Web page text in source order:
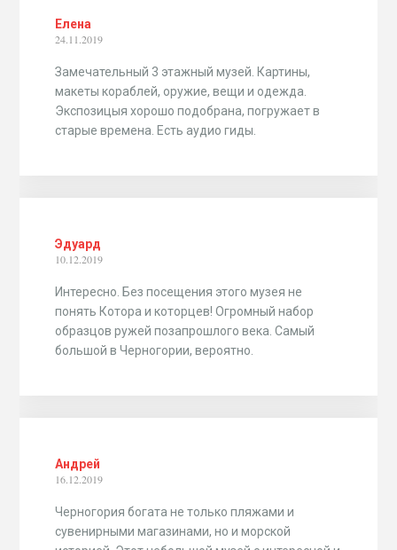
Елена
24.11.2019
Замечательный 3 этажный музей. Картины,
макеты кораблей, оружие, вещи и одежда.
Экспозицыя хорошо подобрана, погружает в
старые времена. Есть аудио гиды.
Эдуард
10.12.2019
Интересно. Без посещения этого музея не
понять Котора и которцев! Огромный набор
образцов ружей позапрошлого века. Самый
большой в Черногории, вероятно.
Андрей
16.12.2019
Черногория богата не только пляжами и
сувенирными магазинами, но и морской